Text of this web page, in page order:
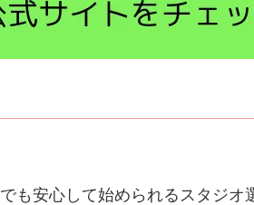
も安心して始められるスタジ